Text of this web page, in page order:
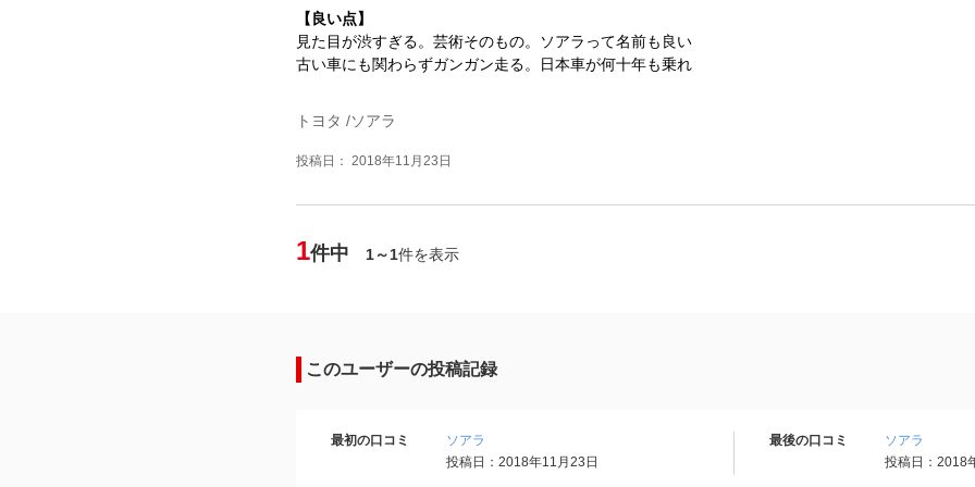
【良い点】
見た目が渋すぎる。芸術そのもの。ソアラって名前も良い
古い車にも関わらずガンガン走る。日本車が何十年も乗れ
トヨタ /ソアラ
投稿日： 2018年11月23日
1件中 1～1件を表示
このユーザーの投稿記録
最初の口コミ
ソアラ
投稿日：2018年11月23日
最後の口コミ
ソアラ
投稿日：2018